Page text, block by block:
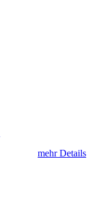
mehr Details